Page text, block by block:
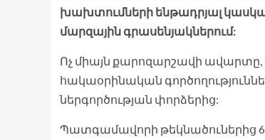
խախտումների ենթադրյալ
մարզային գրասենյակներում:
Ոչ միայն քարոզարշավի ավարտը,
հակաօրինական
ներգործության փորձերից:
Պատգամավորի թեկնածուներից 6-